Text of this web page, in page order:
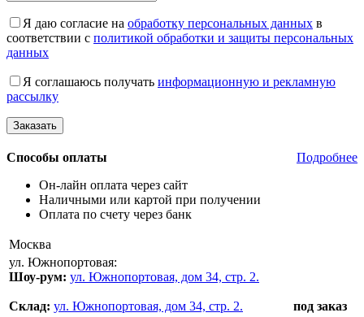
Я даю согласие на обработку персональных данных в
соответствии с политикой обработки и защиты персональных
данных
Я соглашаюсь получать информационную и рекламную
рассылку
Способы оплаты
Подробнее
Он-лайн оплата через сайт
Наличными или картой при получении
Оплата по счету через банк
Москва
ул. Южнопортовая:
Шоу-рум: ул. Южнопортовая, дом 34, стр. 2.
Склад: ул. Южнопортовая, дом 34, стр. 2. под заказ